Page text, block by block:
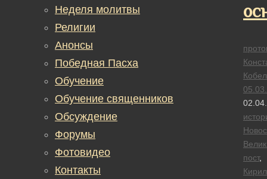
пост,
Неделя молитвы
Религии
Анонсы
Победная Пасха
Обучение
Обучение священников
Обсуждение
Форумы
Фотовидео
Контакты